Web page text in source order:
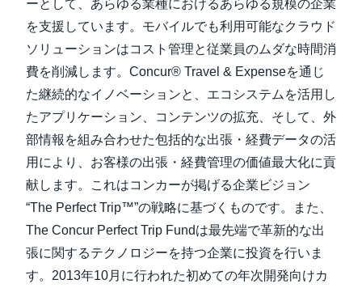
ーとして、あらゆる業種におけるあらゆる規模の企業
を支援しています。モバイルでも利用可能なクラウド
ソリューションはコスト管理と従業員のムダな時間消
費を削減します。Concur® Travel & Expenseを通じ
た継続的なイノベーションと、エコシステムを活用し
たアプリケーション、コンテンツの拡充、そして、外
部情報を組み合わせた包括的な出張・経費データの活
用により、お客様の出張・経費管理の価値最大化に貢
献します。これはコンカーが掲げる企業ビジョン
“The Perfect Trip™”の戦略に基づくものです。また、
The Concur Perfect Trip Fundは最先端で革新的な出
張に関するテクノロジーを持つ企業に投資を行いま
す。2013年10月に行われた初めての年次開発向けカ